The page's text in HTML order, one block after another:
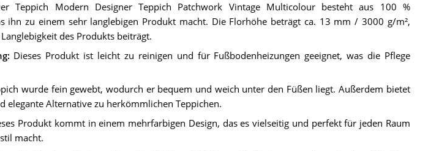
Teppich Modern Designer Teppich Patchwork Vintage Multicolour besteht aus 100 %
ihn zu einem sehr langlebigen Produkt macht. Die Florhöhe beträgt ca. 13 mm / 3000 g/m²,
des Produkts beiträgt.
: Dieses Produkt ist leicht zu reinigen und für Fußbodenheizungen geeignet, was die Pflege
wurde fein gewebt, wodurch er bequem und weich unter den Füßen liegt. Außerdem bietet
elegante Alternative zu herkömmlichen Teppichen.
Produkt kommt in einem mehrfarbigen Design, das es vielseitig und perfekt für jeden Raum
macht.